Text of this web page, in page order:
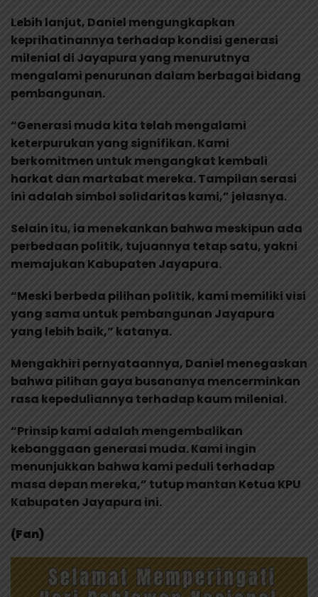
Lebih lanjut, Daniel mengungkapkan
keprihatinannya terhadap kondisi generasi
milenial di Jayapura yang menurutnya
mengalami penurunan dalam berbagai bidang
pembangunan.
“Generasi muda kita telah mengalami
keterpurukan yang signifikan. Kami
berkomitmen untuk mengangkat kembali
harkat dan martabat mereka. Tampilan serasi
ini adalah simbol solidaritas kami,” jelasnya.
Selain itu, ia menekankan bahwa meskipun ada
perbedaan politik, tujuannya tetap satu, yakni
memajukan Kabupaten Jayapura.
“Meski berbeda pilihan politik, kami memiliki visi
yang sama untuk pembangunan Jayapura
yang lebih baik,” katanya.
Mengakhiri pernyataannya, Daniel menegaskan
bahwa pilihan gaya busananya mencerminkan
rasa kepeduliannya terhadap kaum milenial.
“Prinsip kami adalah mengembalikan
kebanggaan generasi muda. Kami ingin
menunjukkan bahwa kami peduli terhadap
masa depan mereka,” tutup mantan Ketua KPU
Kabupaten Jayapura ini.
(Fan)